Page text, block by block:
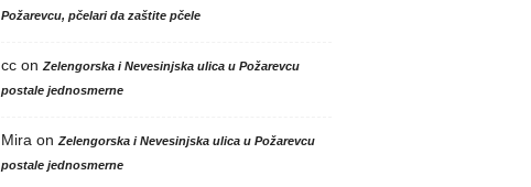
Požarevcu, pčelari da zaštite pčele
ccon Zelengorska i Nevesinjska ulica u Požarevcu
postale jednosmerne
Mira on Zelengorska i Nevesinjska ulica u Požarevcu
postale jednosmerne